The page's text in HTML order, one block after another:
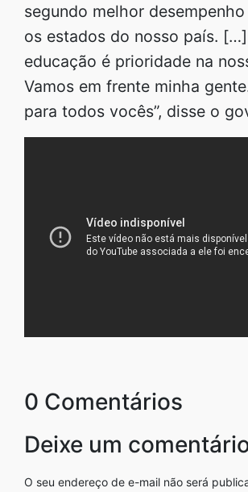
segundo melhor
os estados do nosso país.
educação é prioridade na
Vamos em frente minha
para todos vocês”, disse o
0 Comentários
Deixe um
O seu endereço de e-mail não será